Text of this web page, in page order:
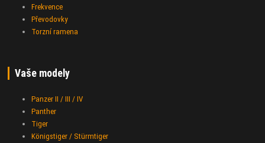
Frekvence
Převodovky
Torzní ramena
Vaše modely
Panzer II / III / IV
Panther
Tiger
Königstiger / Stürmtiger